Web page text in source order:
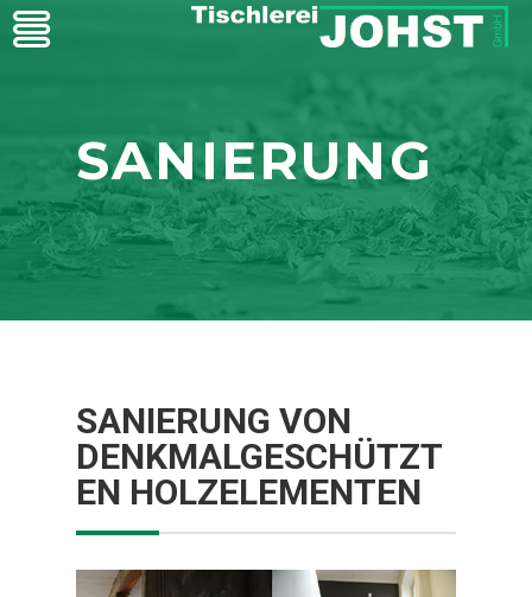
SANIERUNG
SANIERUNG VON
DENKMALGESCHÜTZT
EN HOLZELEMENTEN